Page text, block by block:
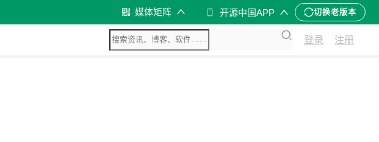
媒体矩阵 开源中国APP 切换老版本
登录 注册